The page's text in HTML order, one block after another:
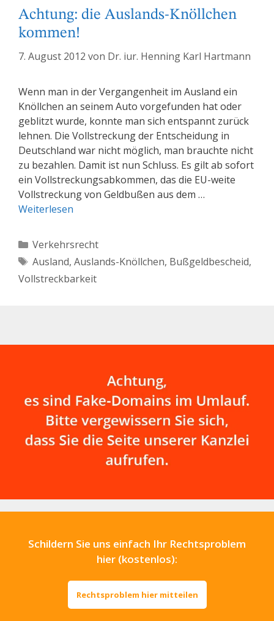
Achtung: die Auslands-Knöllchen
kommen!
7. August 2012 von Dr. iur. Henning Karl Hartmann
Wenn man in der Vergangenheit im Ausland ein
Knöllchen an seinem Auto vorgefunden hat oder
geblitzt wurde, konnte man sich entspannt zurück
lehnen. Die Vollstreckung der Entscheidung in
Deutschland war nicht möglich, man brauchte nicht
zu bezahlen. Damit ist nun Schluss. Es gilt ab sofort
ein Vollstreckungsabkommen, das die EU-weite
Vollstreckung von Geldbußen aus dem …
Weiterlesen
Kategorien
Verkehrsrecht
Schlagwörter
Ausland, Auslands-Knöllchen, Bußgeldbescheid,
Vollstreckbarkeit
Schildern Sie uns einfach Ihr Rechtsproblem
hier (kostenlos):
Rechtsproblem hier mitteilen